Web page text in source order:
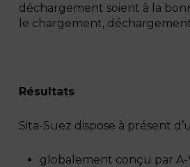
déchargement soient à la
le chargement,
Résultats
Sita-Suez dispose à présent
globalement conçu par A-